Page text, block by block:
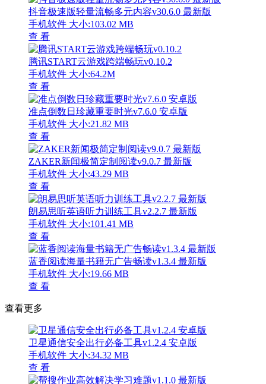
抖音极速版轻量流畅多元内容v30.6.0 最新版
手机软件 大小:103.02 MB
查 看
腾讯START云游戏跨端畅玩v0.10.2
手机软件 大小:64.2M
查 看
准点倒数日珍藏重要时光v7.6.0 安卓版
手机软件 大小:21.82 MB
查 看
ZAKER新闻极简定制阅读v9.0.7 最新版
手机软件 大小:43.29 MB
查 看
朗易思听英语听力训练工具v2.2.7 最新版
手机软件 大小:101.41 MB
查 看
蓝香阅读海量书籍无广告畅读v1.3.4 最新版
手机软件 大小:19.66 MB
查 看
查看更多
卫星通信安全出行必备工具v1.2.4 安卓版
手机软件 大小:34.32 MB
查 看